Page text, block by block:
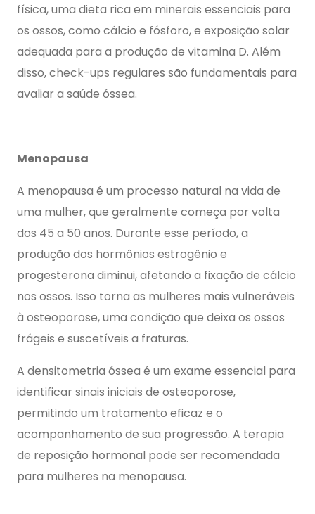
física, uma dieta rica em minerais essenciais para
os ossos, como cálcio e fósforo, e exposição solar
adequada para a produção de vitamina D. Além
disso, check-ups regulares são fundamentais para
avaliar a saúde óssea.
Menopausa
A menopausa é um processo natural na vida de
uma mulher, que geralmente começa por volta
dos 45 a 50 anos. Durante esse período, a
produção dos hormônios estrogênio e
progesterona diminui, afetando a fixação de cálcio
nos ossos. Isso torna as mulheres mais vulneráveis
à osteoporose, uma condição que deixa os ossos
frágeis e suscetíveis a fraturas.
A densitometria óssea é um exame essencial para
identificar sinais iniciais de osteoporose,
permitindo um tratamento eficaz e o
acompanhamento de sua progressão. A terapia
de reposição hormonal pode ser recomendada
para mulheres na menopausa.